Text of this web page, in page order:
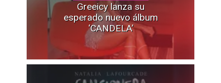
Greeicy lanza su
esperado nuevo álbum
‘CANDELA’